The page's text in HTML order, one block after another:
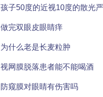
孩子50度的近视10度的散光
做完双眼皮眼睛痒
为什么老是长麦粒肿
视网膜脱落患者能不能喝酒
防窥膜对眼睛有伤害吗